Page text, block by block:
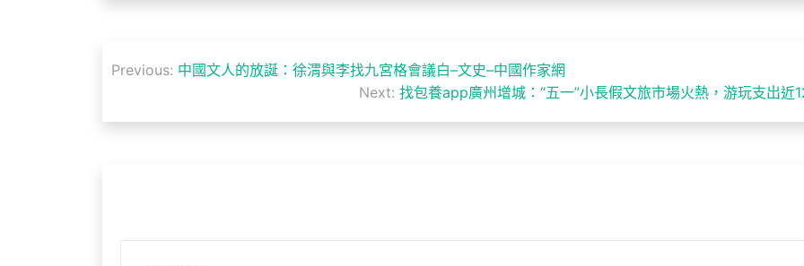
文
導
Previous: 中國文人的放誕：徐渭與李找九宮格會議白–文史–中國作家網
Next: 找包養app廣州增城：“五一”小長假文旅市場火熱，游玩支出近